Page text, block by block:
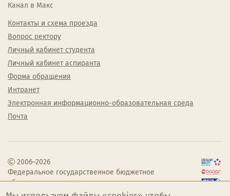
Канал в Макс
Контакты и схема проезда
Вопрос ректору
Личный кабинет студента
Личный кабинет аспиранта
Форма обращения
Интранет
Электронная информационно-образовательная среда
Почта
2006–2026
Федеральное государственное бюджетное
образовательное учреждение высшего
образования «Челябинский государственный